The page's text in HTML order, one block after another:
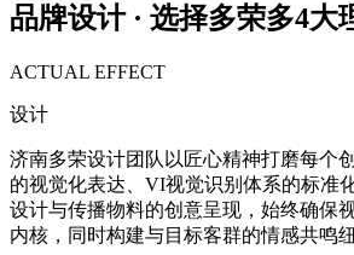
品牌设计 · 选择多荣多4大
ACTUAL EFFECT
设计
济南多荣设计团队以匠心精神打磨每个
的视觉化表达、VI视觉识别体系的标准
设计与传播物料的创意呈现，始终确保
内核，同时构建与目标客群的情感共鸣纽